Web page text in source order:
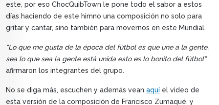
este, por eso ChocQuibTown le pone todo el sabor a estos
días haciendo de este himno una composición no solo para
gritar y cantar, sino también para movernos en este Mundial.
“Lo que me gusta de la época del fútbol es que une a la gente,
sea lo que sea la gente está unida esto es lo bonito del fútbol”,
afirmaron los integrantes del grupo.
No se diga más, escuchen y además vean aquí el video de
esta versión de la composición de Francisco Zumaqué, y